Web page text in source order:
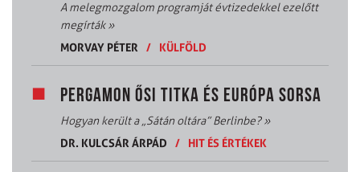
A melegmozgalom programját évtizedekkel ezelőtt
megírták»
MORVAY PÉTER
/ KÜLFÖLD
PERGAMON ŐSI TITKA ÉS EURÓPA SORSA
Hogyan került a „Sátán oltára” Berlinbe?»
DR. KULCSÁR ÁRPÁD
/ HIT ÉS ÉRTÉKEK